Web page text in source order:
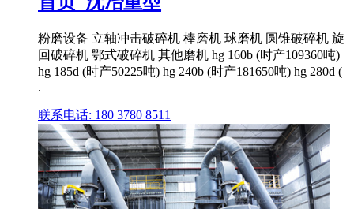
粉磨设备 立轴冲击破碎机 棒磨机 球磨机 圆锥破碎机 旋
回破碎机 鄂式破碎机 其他磨机 hg 160b (时产109360吨)
hg 185d (时产50225吨) hg 240b (时产181650吨) hg 280d (
.
联系电话: 180 3780 8511